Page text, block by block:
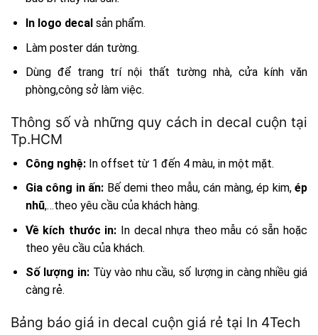
In logo decalsản phẩm.
Làm poster dán tường.
Dùng để trang trí nội thất tường nhà, cửa kính văn
phòng,công sở làm việc.
Thông số và những quy cách in decal cuộn tại
Tp.HCM
Công nghệ:In offset từ 1 đến 4 màu, in một mặt.
Gia công in ấn: Bế demi theo mẫu, cán màng, ép kim,ép
nhũ,…theo yêu cầu của khách hàng.
Về kích thước in: In decal nhựa theo mẫu có sẵn hoặc
theo yêu cầu của khách.
Số lượng in: Tùy vào nhu cầu, số lượng in càng nhiều giá
càng rẻ.
Bảng báo giá in decal cuộn giá rẻ tại In 4Tech